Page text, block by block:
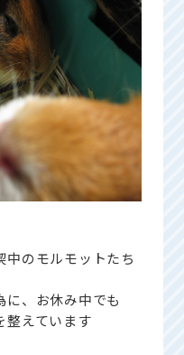
のモルモットたち
、お休み中でも
整えています